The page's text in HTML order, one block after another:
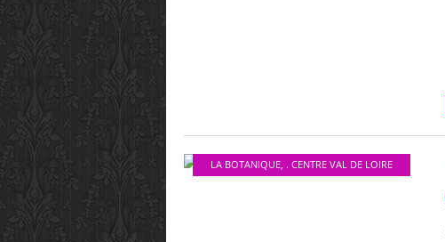
LA BOTANIQUE, . CENTRE VAL DE LOIRE